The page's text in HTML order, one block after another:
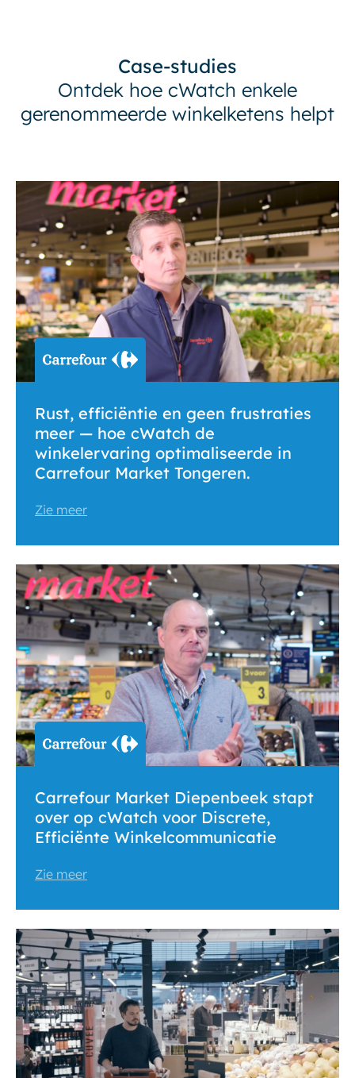
Case-studies
Ontdek hoe cWatch enkele
gerenommeerde winkelketens helpt
Rust, efficiëntie en geen frustraties
meer — hoe cWatch de
winkelervaring optimaliseerde in
Carrefour Market Tongeren.
Zie meer
Carrefour Market Diepenbeek stapt
over op cWatch voor Discrete,
Efficiënte Winkelcommunicatie
Zie meer